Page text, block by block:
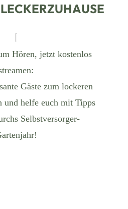
Hören, jetzt kostenlos
Gäste zum lockeren
und helfe euch mit Tipps
Selbstversorger-